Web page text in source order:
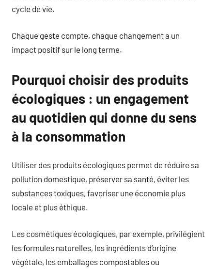
cycle de vie.
Chaque geste compte, chaque changement a un
impact positif sur le long terme.
Pourquoi choisir des produits
écologiques : un engagement
au quotidien qui donne du sens
à la consommation
Utiliser des produits écologiques permet de réduire sa
pollution domestique, préserver sa santé, éviter les
substances toxiques, favoriser une économie plus
locale et plus éthique.
Les cosmétiques écologiques, par exemple, privilégient
les formules naturelles, les ingrédients d’origine
végétale, les emballages compostables ou